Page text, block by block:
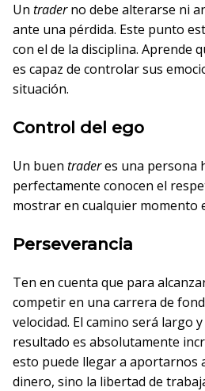
Un traderno debe alterarse ni
ante una pérdida. Este punto
con el de la disciplina. Aprende
es capaz de controlar sus
situación.
Control del ego
Un buen traderes una persona
perfectamente conocen el
mostrar en cualquier momento
Perseverancia
Ten en cuenta que para
competir en una carrera de
velocidad. El camino será largo
resultado es absolutamente
esto puede llegar a aportarnos
dinero, sino la libertad de